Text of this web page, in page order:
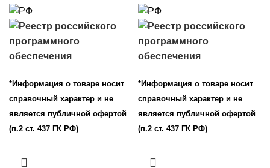
*Информация о товаре носит
справочный характер и не
является публичной офертой
(п.2 ст. 437 ГК РФ)
*Информация о товаре носит
справочный характер и не
является публичной офертой
(п.2 ст. 437 ГК РФ)